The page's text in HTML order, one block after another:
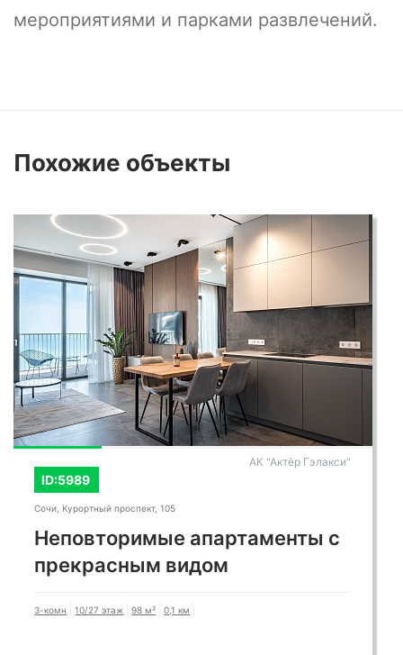
мероприятиями и парками развлечений.
Похожие объекты
ID:5989
АК "Актёр Гэлакси"
Сочи, Курортный проспект, 105
Неповторимые апартаменты с
прекрасным видом
3-комн 10/27 этаж 98 м² 0,1 км